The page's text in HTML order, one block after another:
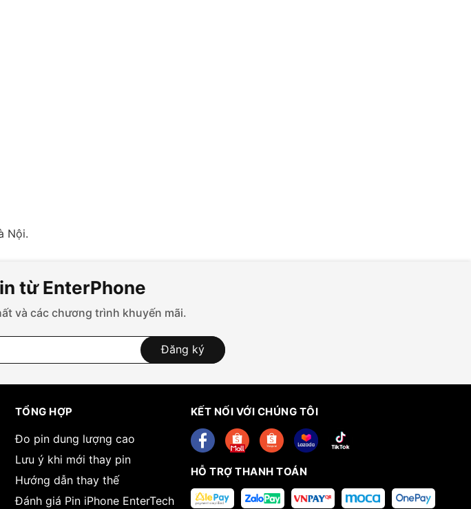
Nội.
từ EnterPhone
và các chương trình khuyến mãi.
Đăng ký
TỔNG HỢP
Đo pin dung lượng cao
Lưu ý khi mới thay pin
Hướng dẫn thay thế
Đánh giá Pin iPhone EnterTech
KẾT NỐI VỚI CHÚNG TÔI
HỖ TRỢ THANH TOÁN